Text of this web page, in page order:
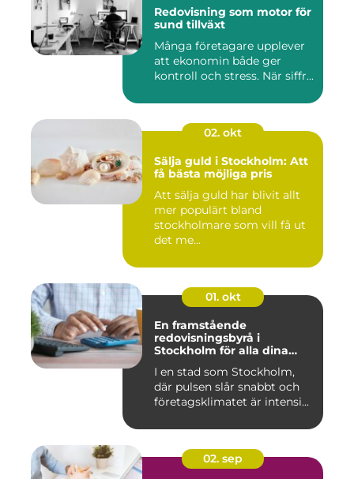
Redovisning som motor för
sund tillväxt
Många företagare upplever
att ekonomin både ger
kontroll och stress. När siffr...
02. okt
Sälja guld i Stockholm: Att
få bästa möjliga pris
Att sälja guld har blivit allt
mer populärt bland
stockholmare som vill få ut
det me...
01. okt
En framstående
redovisningsbyrå i
Stockholm för alla dina
I en stad som Stockholm,
där pulsen slår snabbt och
företagsklimatet är intensi...
02. sep